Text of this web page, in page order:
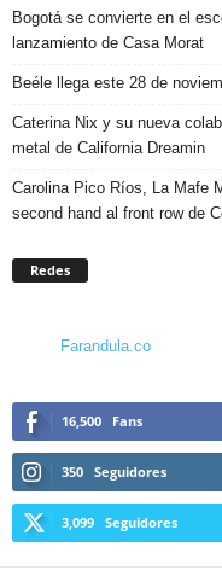
Bogotá se convierte en el
lanzamiento de Casa Morat
Beéle llega este 28 de
Caterina Nix y su nueva
metal de California Dreamin
Carolina Pico Ríos, La Mafe
second hand al front row de
Redes
Farandula.co
16,500 Fans
350 Seguidores
3,099 Seguidores